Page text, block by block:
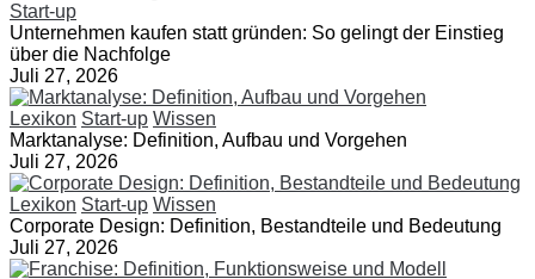
Start-up
Unternehmen kaufen statt gründen: So gelingt der Einstieg
über die Nachfolge
Juli 27, 2026
Lexikon Start-up Wissen
Marktanalyse: Definition, Aufbau und Vorgehen
Juli 27, 2026
Lexikon Start-up Wissen
Corporate Design: Definition, Bestandteile und Bedeutung
Juli 27, 2026